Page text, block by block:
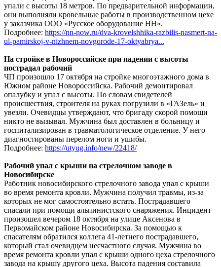
упали с высоты 18 метров. По предварительной информации,
они выполняли кровельные работы в производственном цехе
у заказчика ООО «Русское оборудование НН».
Подробнее: https://nn-now.ru/dva-krovelshhika-razbilis-nasmert-na-
ul-pamirskoj-v-nizhnem-novgorode-17-oktyabrya...
На стройке в Новороссийске при падении с высоты
пострадал рабочий
ЧП произошло 17 октября на стройке многоэтажного дома в
Южном районе Новороссийска. Рабочий демонтировал
опалубку и упал с высоты. По словам свидетелей
происшествия, строителя на руках погрузили в «ГАЗель» и
увезли. Очевидцы утверждают, что бригаду скорой помощи
никто не вызывал. Мужчина был доставлен в больницу и
госпитализирован в травматологическое отделение. У него
диагностированы перелом ноги и ушибы.
Подробнее: https://utyug.info/new/22418/
Рабочий упал с крыши на стрелочном заводе в
Новосибирске
Работник новосибирского стрелочного завода упал с крыши
во время ремонта кровли. Мужчина получил травмы, из-за
которых не мог самостоятельно встать. Пострадавшего
спасали при помощи альпинистского снаряжения. Инцидент
произошел вечером 18 октября на улице Аксенова в
Первомайском районе Новосибирска. За помощью к
спасателям обратился коллега 41-летнего пострадавшего,
который стал очевидцем несчастного случая. Мужчина во
время ремонта кровли упал с крыши одного цеха стрелочного
завода на крышу другого цеха. Высота падения составила